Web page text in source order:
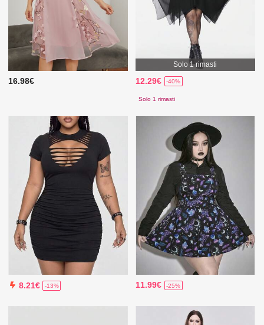
16.98€
Solo 1 rimasti
12.29€ -40%
Solo 1 rimasti
8.21€ -13% 11.99€ -25%